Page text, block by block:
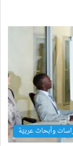
وأبحاث عربيّة